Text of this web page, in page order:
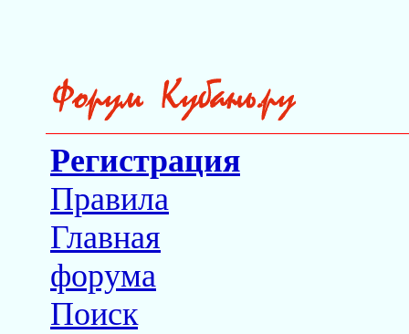
Регистрация
Правила
Главная
форума
Поиск